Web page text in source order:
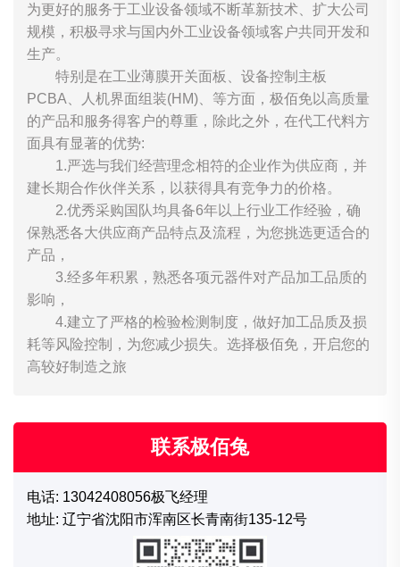
为更好的服务于工业设备领域不断革新技术、扩大公司
规模，积极寻求与国内外工业设备领域客户共同开发和
生产。
特别是在工业薄膜开关面板、设备控制主板
PCBA、人机界面组装(HM)、等方面，极佰免以高质量
的产品和服务得客户的尊重，除此之外，在代工代料方
面具有显著的优势:
1.严选与我们经营理念相符的企业作为供应商，并
建长期合作伙伴关系，以获得具有竞争力的价格。
2.优秀采购国队均具备6年以上行业工作经验，确
保熟悉各大供应商产品特点及流程，为您挑选更适合的
产品，
3.经多年积累，熟悉各项元器件对产品加工品质的
影响，
4.建立了严格的检验检测制度，做好加工品质及损
耗等风险控制，为您减少损失。选择极佰免，开启您的
高较好制造之旅
联系极佰兔
电话: 13042408056极飞经理
地址: 辽宁省沈阳市浑南区长青南街135-12号